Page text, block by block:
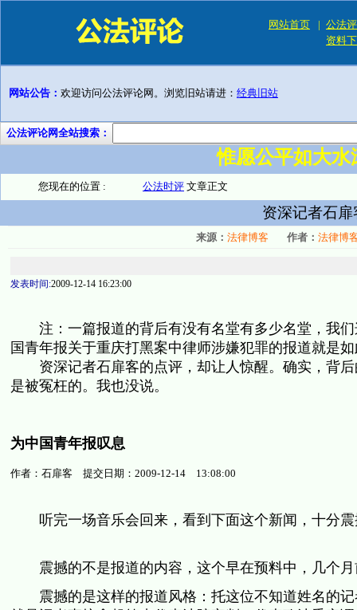
网站首页 | 公法
资料
网站公告： 欢迎访问公法评论网。浏览旧站请进： 经典旧站
公法评论网全站搜索：
惟愿公平如大
您现在的位置 : 公法时评 文章正文
资深记者石
来源： 法律博客 作者： 法律博
发表时间:2009-12-14 16:23:00
注：一篇报道的背后有没有名堂有多少名堂 ，我
国青年报关于重庆打黑案中律师涉嫌犯罪的报道就是
资深记者石扉客的点评，却让人惊醒。确实，背后
是被冤枉的。我也没说。
为中国青年报叹息
作者：石扉客 提交日期：2009-12-14 13:08:00
听完一场音乐会回来，看到下面这个新闻，十分震
震撼的不是报道的内容，这个早在预料中，几个月
震撼的是这样的报道风格：托这位不知道姓名的记